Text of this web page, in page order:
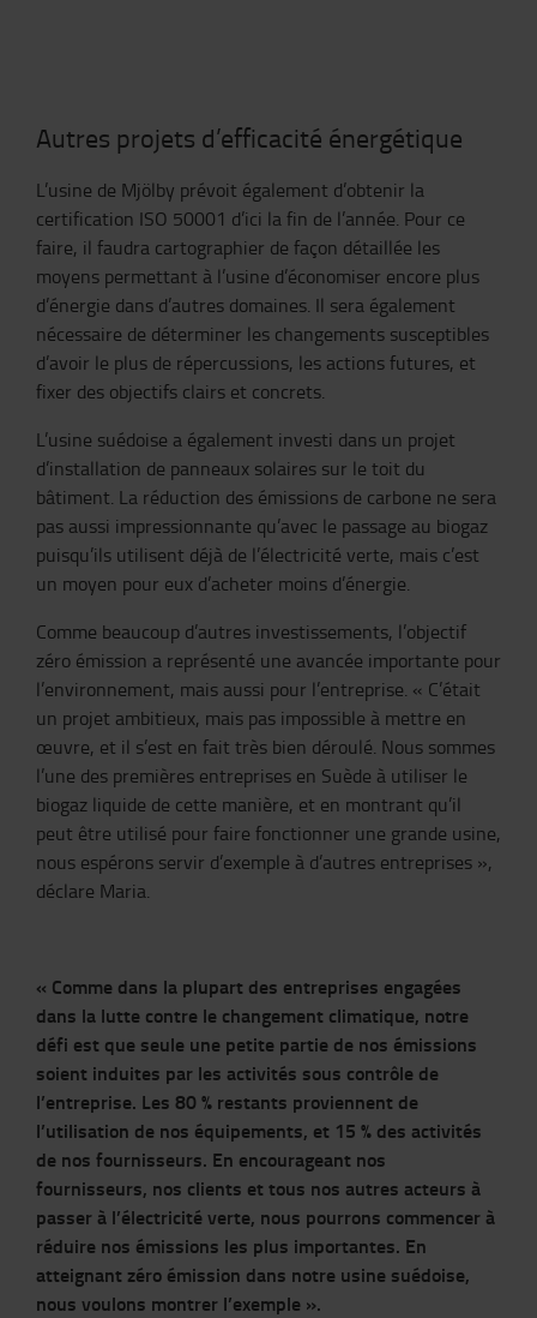
Autres projets d’efficacité énergétique
L’usine de Mjölby prévoit également d’obtenir la
certification ISO 50001 d’ici la fin de l’année. Pour ce
faire, il faudra cartographier de façon détaillée les
moyens permettant à l’usine d’économiser encore plus
d’énergie dans d’autres domaines. Il sera également
nécessaire de déterminer les changements susceptibles
d’avoir le plus de répercussions, les actions futures, et
fixer des objectifs clairs et concrets.
L’usine suédoise a également investi dans un projet
d’installation de panneaux solaires sur le toit du
bâtiment. La réduction des émissions de carbone ne sera
pas aussi impressionnante qu’avec le passage au biogaz
puisqu’ils utilisent déjà de l’électricité verte, mais c’est
un moyen pour eux d’acheter moins d’énergie.
Comme beaucoup d’autres investissements, l’objectif
zéro émission a représenté une avancée importante pour
l’environnement, mais aussi pour l’entreprise. « C’était
un projet ambitieux, mais pas impossible à mettre en
œuvre, et il s’est en fait très bien déroulé. Nous sommes
l’une des premières entreprises en Suède à utiliser le
biogaz liquide de cette manière, et en montrant qu’il
peut être utilisé pour faire fonctionner une grande usine,
nous espérons servir d’exemple à d’autres entreprises »,
déclare Maria.
« Comme dans la plupart des entreprises engagées
dans la lutte contre le changement climatique, notre
défi est que seule une petite partie de nos émissions
soient induites par les activités sous contrôle de
l’entreprise. Les 80 % restants proviennent de
l’utilisation de nos équipements, et 15 % des activités
de nos fournisseurs. En encourageant nos
fournisseurs, nos clients et tous nos autres acteurs à
passer à l’électricité verte, nous pourrons commencer à
réduire nos émissions les plus importantes. En
atteignant zéro émission dans notre usine suédoise,
nous voulons montrer l’exemple ».